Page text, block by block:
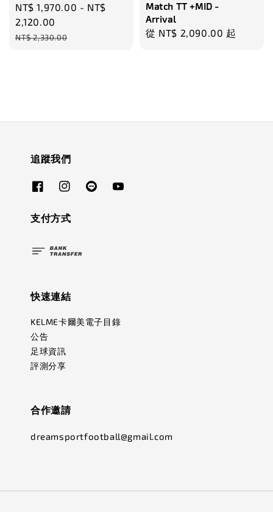
Sale
price
NT$ 1,970.00 - NT$
2,120.00
Regular
NT$ 2,330.00
Match TT +MID -
Arrival
Regular
從 NT$ 2,090.00 起
追蹤我們
支付方式
快速連結
KELME卡爾美電子目錄
公告
足球資訊
評測分享
合作邀請
dreamsportfootball@gmail.com